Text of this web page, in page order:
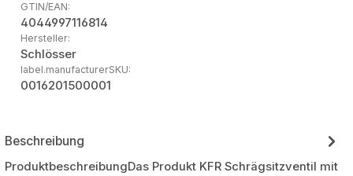
GTIN/EAN:
4044997116814
Hersteller:
Schlösser
label.manufacturerSKU:
0016201500001
Beschreibung
ProduktbeschreibungDas Produkt KFR Schrägsitzventil mit